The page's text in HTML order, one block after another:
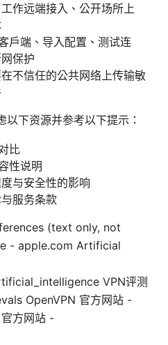
作远端接入、公开场所上
户端、导入配置、测试连
保护
不信任的公共网络上传输敏
下资源并参考以下提示：
比
性说明
与安全性的影响
服务条款
(text only, not
- apple.com Artificial
VPN评测
OpenVPN 官方网站 -
方网站 -